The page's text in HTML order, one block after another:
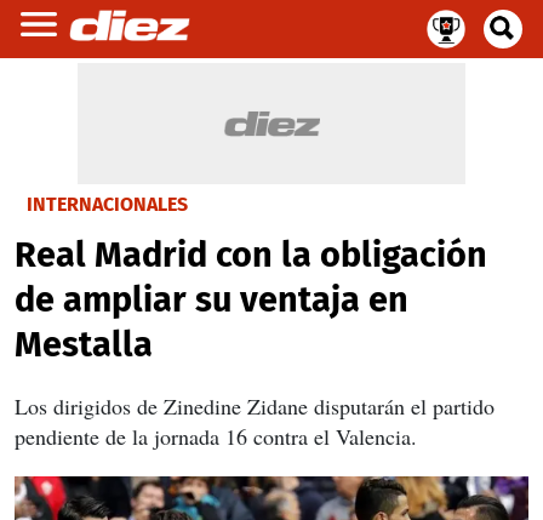
INTERNACIONALES
Real Madrid con la obligación
de ampliar su ventaja en
Mestalla
Los dirigidos de Zinedine Zidane disputarán el partido
pendiente de la jornada 16 contra el Valencia.